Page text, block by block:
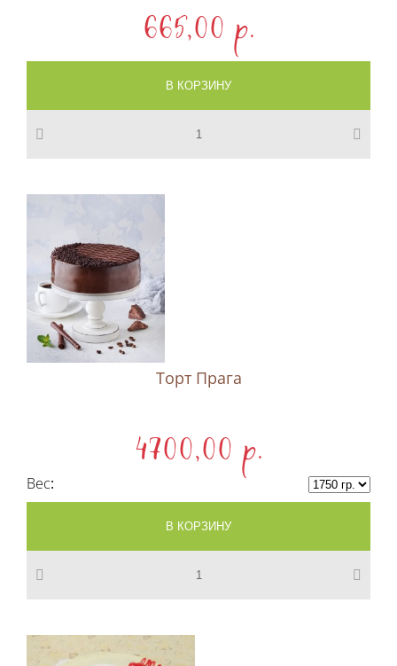
665,00 p.
Торт Прага
4700,00 p.
Вес